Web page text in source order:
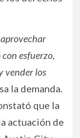
esfuerzo,
vender los
la demanda.
que la
actuación de